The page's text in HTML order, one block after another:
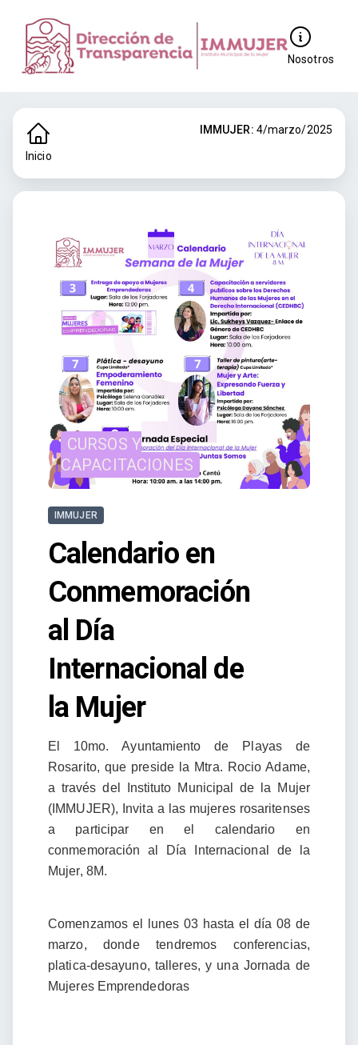
Nosotros
Inicio
IMMUJER: 4/marzo/2025
CURSOS Y
CAPACITACIONES
IMMUJER
Calendario en
Conmemoración
al Día
Internacional de
la Mujer
El 10mo. Ayuntamiento de Playas de
Rosarito, que preside la Mtra. Rocio Adame,
a través del Instituto Municipal de la Mujer
(IMMUJER), Invita a las mujeres rosaritenses
a participar en el calendario en
conmemoración al Día Internacional de la
Mujer, 8M.
Comenzamos el lunes 03 hasta el día 08 de
marzo, donde tendremos conferencias,
platica-desayuno, talleres, y una Jornada de
Mujeres Emprendedoras